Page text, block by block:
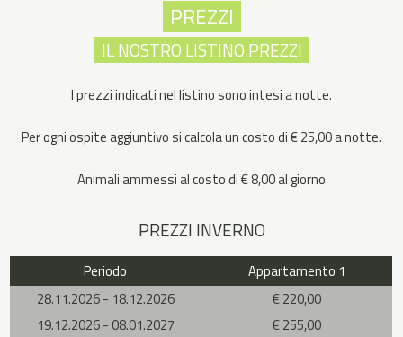
PREZZI
IL NOSTRO LISTINO PREZZI
I prezzi indicati nel listino sono intesi a notte.
Per ogni ospite aggiuntivo si calcola un costo di € 25,00 a notte.
Animali ammessi al costo di € 8,00 al giorno
PREZZI INVERNO
Periodo
Appartamento 1
28.11.2026 - 18.12.2026
€ 220,00
19.12.2026 - 08.01.2027
€ 255,00